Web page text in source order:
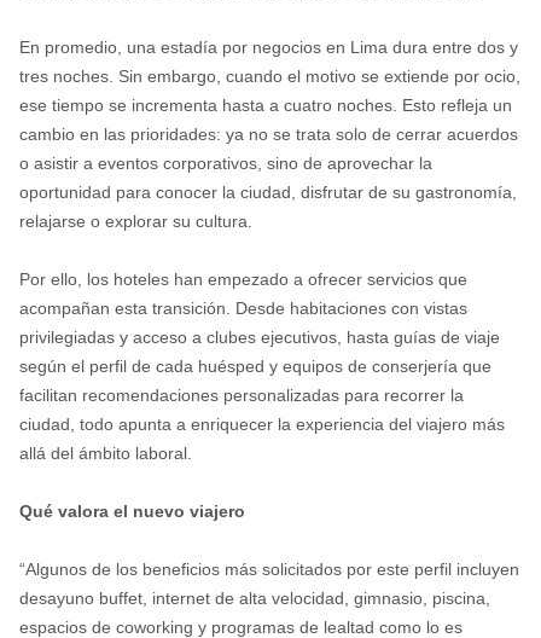
En promedio, una estadía por negocios en Lima dura entre dos y
tres noches. Sin embargo, cuando el motivo se extiende por ocio,
ese tiempo se incrementa hasta a cuatro noches. Esto refleja un
cambio en las prioridades: ya no se trata solo de cerrar acuerdos
o asistir a eventos corporativos, sino de aprovechar la
oportunidad para conocer la ciudad, disfrutar de su gastronomía,
relajarse o explorar su cultura.
Por ello, los hoteles han empezado a ofrecer servicios que
acompañan esta transición. Desde habitaciones con vistas
privilegiadas y acceso a clubes ejecutivos, hasta guías de viaje
según el perfil de cada huésped y equipos de conserjería que
facilitan recomendaciones personalizadas para recorrer la
ciudad, todo apunta a enriquecer la experiencia del viajero más
allá del ámbito laboral.
Qué valora el nuevo viajero
“Algunos de los beneficios más solicitados por este perfil incluyen
desayuno buffet, internet de alta velocidad, gimnasio, piscina,
espacios de coworking y programas de lealtad como lo es